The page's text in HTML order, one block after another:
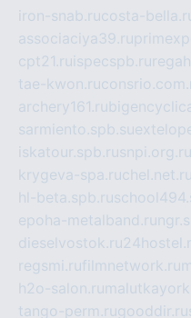
iron-snab.rucosta-
associaciya39.ru
cpt21.ru ispecspb.ru
tae-kwon.ru
archery161.ru
sarmiento.spb.su
iskatour.spb.rusnpi.org.ru
krygeva-spa.ruchel.net.ru
hl-beta.spb.ru
epoha-metalband.ru
dieselvostok.ru
regsmi.rufilmnetwork.ru
h2o-salon.ru
tango-perm.rugooddir.ru